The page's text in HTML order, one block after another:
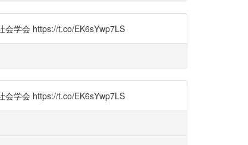
会学会 https://t.co/EK6sYwp7LS
会学会 https://t.co/EK6sYwp7LS